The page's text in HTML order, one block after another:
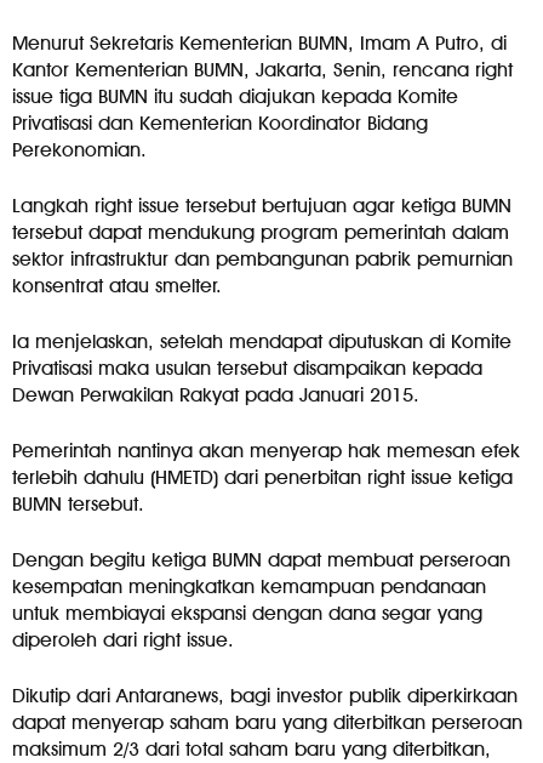
Menurut Sekretaris Kementerian BUMN, Imam A Putro, di
Kantor Kementerian BUMN, Jakarta, Senin, rencana right
issue tiga BUMN itu sudah diajukan kepada Komite
Privatisasi dan Kementerian Koordinator Bidang
Perekonomian.
Langkah right issue tersebut bertujuan agar ketiga BUMN
tersebut dapat mendukung program pemerintah dalam
sektor infrastruktur dan pembangunan pabrik pemurnian
konsentrat atau smelter.
Ia menjelaskan, setelah mendapat diputuskan di Komite
Privatisasi maka usulan tersebut disampaikan kepada
Dewan Perwakilan Rakyat pada Januari 2015.
Pemerintah nantinya akan menyerap hak memesan efek
terlebih dahulu (HMETD) dari penerbitan right issue ketiga
BUMN tersebut.
Dengan begitu ketiga BUMN dapat membuat perseroan
kesempatan meningkatkan kemampuan pendanaan
untuk membiayai ekspansi dengan dana segar yang
diperoleh dari right issue.
Dikutip dari Antaranews, bagi investor publik diperkirkaan
dapat menyerap saham baru yang diterbitkan perseroan
maksimum 2/3 dari total saham baru yang diterbitkan,